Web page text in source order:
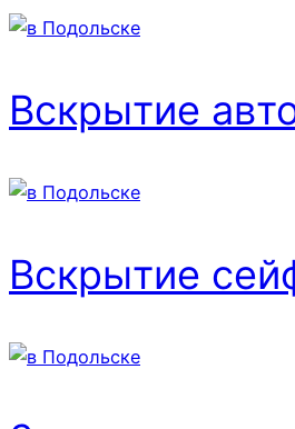
Вскрытие
Вскрытие